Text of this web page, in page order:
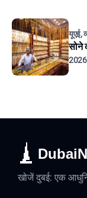
यूएई,
सोने
खोजें दुबई: एक